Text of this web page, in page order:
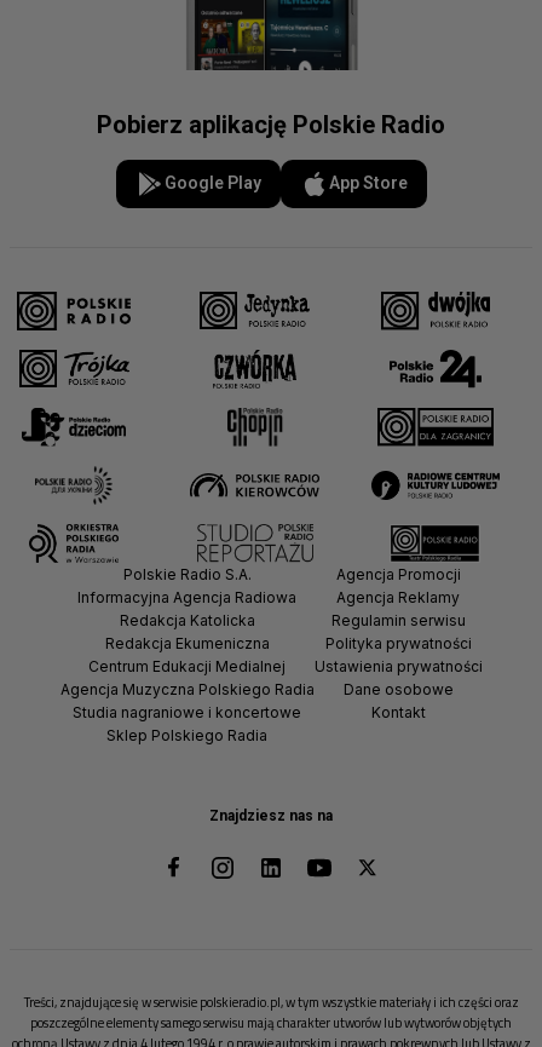
Pobierz aplikację Polskie Radio
Google Play App Store
Znajdziesz nas na
Polskie Radio S.A.
Informacyjna Agencja Radiowa
Redakcja Katolicka
Redakcja Ekumeniczna
Centrum Edukacji Medialnej
Agencja Muzyczna Polskiego Radia
Studia nagraniowe i koncertowe
Sklep Polskiego Radia
Agencja Promocji
Agencja Reklamy
Regulamin serwisu
Polityka prywatności
Ustawienia prywatności
Dane osobowe
Kontakt
Treści, znajdujące się w serwisie polskieradio.pl, w tym wszystkie materiały i ich części oraz
poszczególne elementy samego serwisu mają charakter utworów lub wytworów objętych